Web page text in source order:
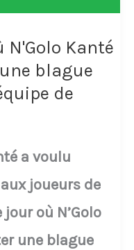
N'Golo Kanté
blague
de
a voulu
joueurs de
jour où N’Golo
une blague